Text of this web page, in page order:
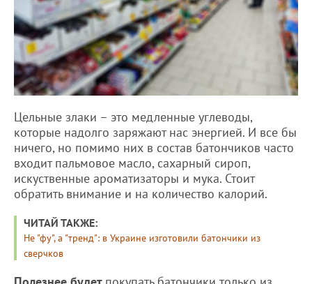
Цельные злаки – это медленные углеводы,
которые надолго заряжают нас энергией. И все бы
ничего, но помимо них в состав батончиков часто
входит пальмовое масло, сахарный сироп,
искуственные ароматизаторы и мука. Стоит
обратить внимание и на количество калорий.
ЧИТАЙ ТАКЖЕ:
Не "фу", а "тренд": в Украине изготовили батончики из
сверчков